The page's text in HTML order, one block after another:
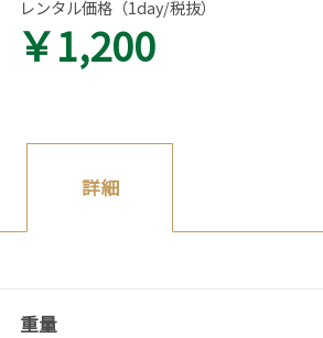
レンタル価格（1day/税抜）
￥1,200
詳細
重量